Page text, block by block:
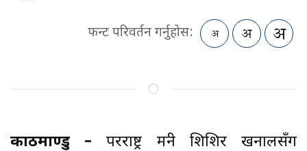
फन्ट परिवर्तन गर्नुहोस:
काठमाण्डु – परराष्ट्र मन्त्री शिशिर खनालसँग